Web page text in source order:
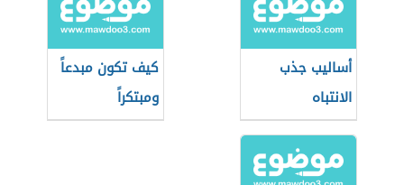
أساليب جذب
الانتباه
كيف تكون مبدعاً
ومبتكراً